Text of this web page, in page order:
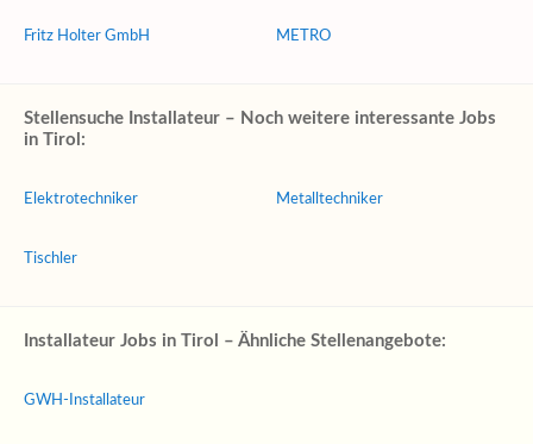
Fritz Holter GmbH METRO
Stellensuche Installateur – Noch weitere interessante Jobs
in Tirol:
Elektrotechniker
Tischler
Metalltechniker
Installateur Jobs in Tirol – Ähnliche Stellenangebote:
GWH-Installateur